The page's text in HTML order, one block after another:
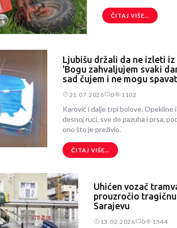
ČITAJ VIŠE...
Ljubišu držali da ne izleti iz
'Bogu zahvaljujem svaki
sad čujem i ne mogu
21.07.2026 0 1102
Karović i dalje trpi bolove. Opekline
desnoj ruci, sve do pazuha i prsa,
ono što je preživio.
ČITAJ VIŠE...
Uhićen vozač
prouzročio tragičnu
Sarajevu
13.02.2026 0 1544